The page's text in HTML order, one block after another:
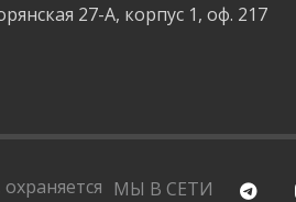
27-А, корпус 1, оф. 217
МЫ В СЕТИ